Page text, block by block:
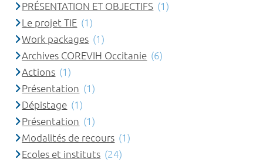
PRÉSENTATION ET OBJECTIFS (1)
Le projet TIE (1)
Work packages (1)
Archives COREVIH Occitanie (6)
Actions (1)
Présentation (1)
Dépistage (1)
Présentation (1)
Modalités de recours (1)
Ecoles et instituts (24)